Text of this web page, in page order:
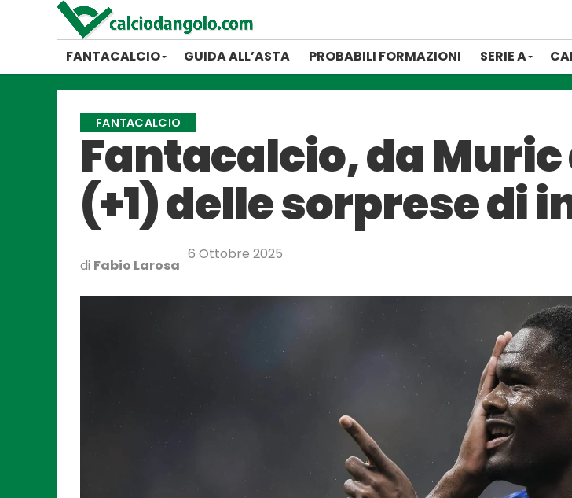
FANTACALCIO GUIDA ALL’ASTA PROBABILI FORMAZIONI SERIE A
FANTACALCIO
Fantacalcio, da Muric
(+1) delle sorprese di
di Fabio Larosa
6 Ottobre 2025